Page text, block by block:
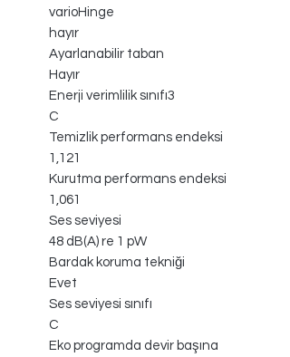
varioHinge
hayır
Ayarlanabilir taban
Hayır
Enerji verimlilik sınıfı3
C
Temizlik performans endeksi
1,121
Kurutma performans endeksi
1,061
Ses seviyesi
48 dB(A) re 1 pW
Bardak koruma tekniği
Evet
Ses seviyesi sınıfı
C
Eko programda devir başına